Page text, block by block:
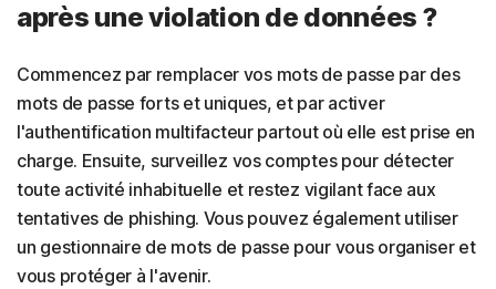
après une violation de données ?
Commencez par remplacer vos mots de passe par des
mots de passe forts et uniques, et par activer
l'authentification multifacteur partout où elle est prise en
charge. Ensuite, surveillez vos comptes pour détecter
toute activité inhabituelle et restez vigilant face aux
tentatives de phishing. Vous pouvez également utiliser
un gestionnaire de mots de passe pour vous organiser et
vous protéger à l'avenir.